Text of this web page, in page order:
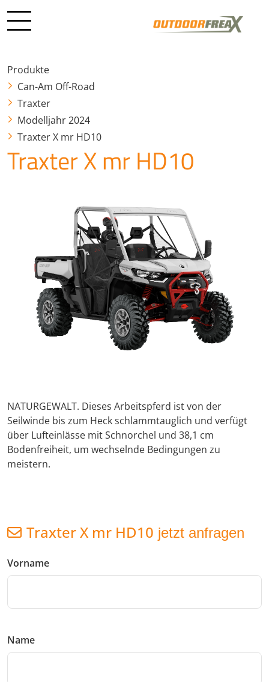
Produkte
Can-Am Off-Road
Traxter
Modelljahr 2024
Traxter X mr HD10
Traxter X mr HD10
NATURGEWALT. Dieses Arbeitspferd ist von der
Seilwinde bis zum Heck schlammtauglich und verfügt
über Lufteinlässe mit Schnorchel und 38,1 cm
Bodenfreiheit, um wechselnde Bedingungen zu
meistern.
Traxter X mr HD10 jetzt anfragen
Vorname
Name